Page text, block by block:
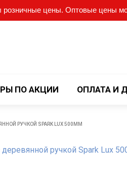
розничные цены. Оптовые цены
ПО АКЦИИ ОПЛАТА И
РУЧКОЙ SPARK LUX 500ММ